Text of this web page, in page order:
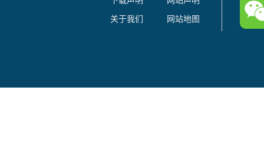
关于我们
网站地图